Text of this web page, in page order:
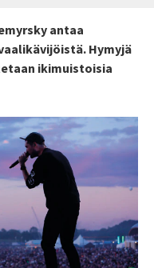
antaa
Hymyjä
ikimuistoisia